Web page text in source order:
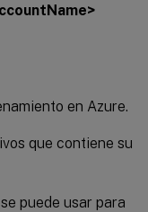
en Azure.
que contiene su
puede usar para